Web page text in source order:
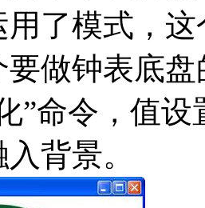
用了模式，
要做钟表底
”命令，值
背景。